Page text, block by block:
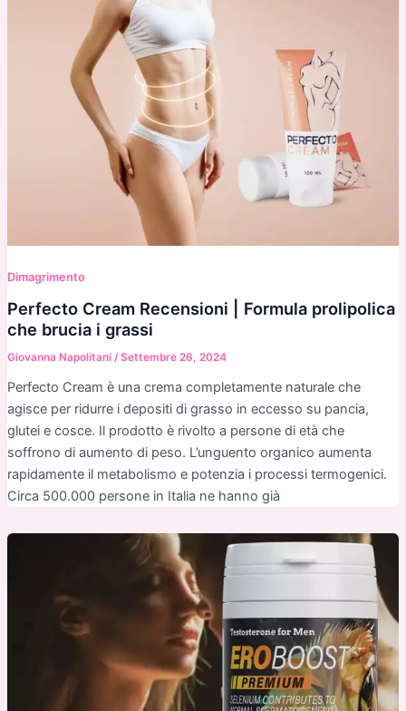
Dimagrimento
Perfecto Cream Recensioni | Formula prolipolica
che brucia i grassi
Giovanna Napolitani /Settembre 26, 2024
Perfecto Cream è una crema completamente naturale che
agisce per ridurre i depositi di grasso in eccesso su pancia,
glutei e cosce. Il prodotto è rivolto a persone di età che
soffrono di aumento di peso. L’unguento organico aumenta
rapidamente il metabolismo e potenzia i processi termogenici.
Circa 500.000 persone in Italia ne hanno già